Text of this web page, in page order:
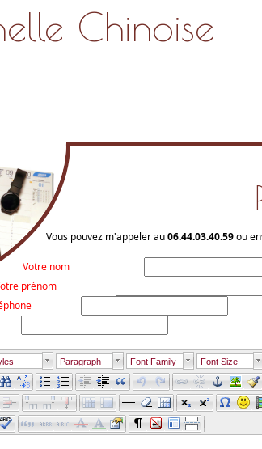
Chinoise
Vous pouvez m'appeler au06.44.03.40.59ou
Votre nom
prénom
Paragraph Font Family Font Size